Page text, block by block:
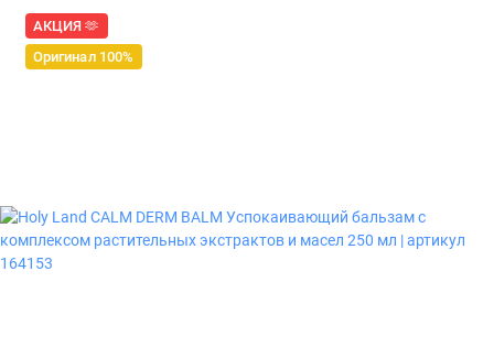
АКЦИЯ 🫶
Оригинал 100%